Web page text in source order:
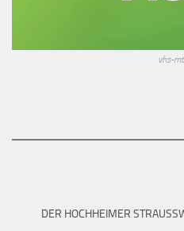
vhs-
DER HOCHHEIMER